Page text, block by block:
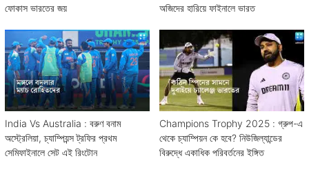
ফোকাস ভারতের জয়
অজিদের হারিয়ে ফাইনালে ভারত
India Vs Australia : বরুণ বনাম
অস্ট্রেলিয়া, চ্যাম্পিয়ন্স ট্রফির প্রথম
সেমিফাইনালে সেট এই রিংটোন
Champions Trophy 2025 : গ্রুপ-এ
থেকে চ্যাম্পিয়ন কে হবে? নিউজিল্যান্ডের
বিরুদ্ধে একাধিক পরিবর্তনের ইঙ্গিত